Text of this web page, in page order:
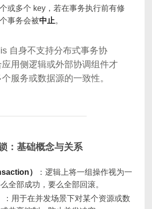
或多个 key，若在事务执行前有修
事务会被中止。
自身不支持分布式事务协
用侧逻辑或外部协调组件才
服务或数据源的一致性。
：基础概念与关系
）
：逻辑上将一组操作视为一
全部成功，要么全部回滚。
：用于在并发场景下对某个资源或数